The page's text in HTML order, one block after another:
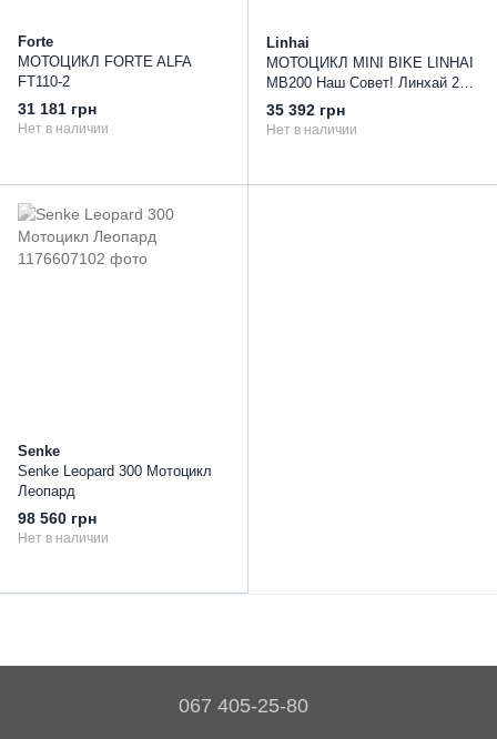
Forte
МОТОЦИКЛ FORTE ALFA
FT110-2
31 181 грн
Нет в наличии
Linhai
МОТОЦИКЛ MINI BIKE LINHAI
MB200 Наш Совет! Линхай 200
Подходит для взрослых и
детей.
35 392 грн
Нет в наличии
Senke
Senke Leopard 300 Мотоцикл
Леопард
98 560 грн
Нет в наличии
067 405-25-80